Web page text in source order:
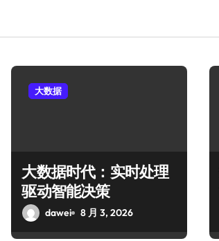
大数据
大数据时代：实时处理
驱动智能决策
dawei 8 月 3, 2026